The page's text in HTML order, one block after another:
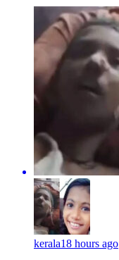
kerala18 hours ago